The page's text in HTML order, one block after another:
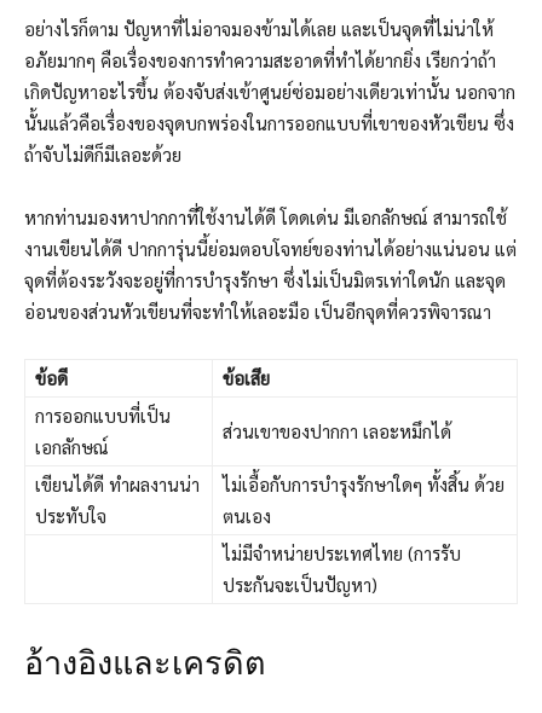
อย่างไรก็ตาม ปัญหาที่ไม่อาจมองข้ามได้เลย และเป็นจุดที่ไม่น่าให้
อภัยมากๆ คือเรื่องของการทำความสะอาดที่ทำได้ยากยิ่ง เรียกว่าถ้า
เกิดปัญหาอะไรขึ้น ต้องจับส่งเข้าศูนย์ซ่อมอย่างเดียวเท่านั้น นอกจาก
นั้นแล้วคือเรื่องของจุดบกพร่องในการออกแบบที่เขาของหัวเขียน ซึ่ง
ถ้าจับไม่ดีก็มีเลอะด้วย
หากท่านมองหาปากกาที่ใช้งานได้ดี โดดเด่น มีเอกลักษณ์ สามารถใช้
งานเขียนได้ดี ปากการุ่นนี้ย่อมตอบโจทย์ของท่านได้อย่างแน่นอน แต่
จุดที่ต้องระวังจะอยู่ที่การบำรุงรักษา ซึ่งไม่เป็นมิตรเท่าใดนัก และจุด
อ่อนของส่วนหัวเขียนที่จะทำให้เลอะมือ เป็นอีกจุดที่ควรพิจารณา
ข้อดี
ข้อเสีย
การออกแบบที่เป็น
เอกลักษณ์
ส่วนเขาของปากกา เลอะหมึกได้
เขียนได้ดี ทำผลงานน่า
ประทับใจ
ไม่เอื้อกับการบำรุงรักษาใดๆ ทั้งสิ้น ด้วย
ตนเอง
ไม่มีจำหน่ายประเทศไทย (การรับ
ประกันจะเป็นปัญหา)
อ้างอิงและเครดิต